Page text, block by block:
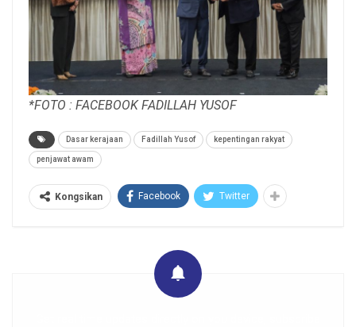
*FOTO : FACEBOOK FADILLAH YUSOF
Dasar kerajaan Fadillah Yusof kepentingan rakyat
penjawat awam
Kongsikan Facebook Twitter